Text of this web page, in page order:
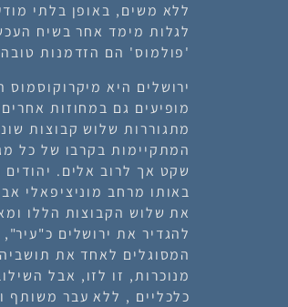
ללא משים, באופן בלתי
לגלות מימד אחר בשיח
'פולמוס' הם הזדמנות
ירושלים היא
מופיעים גם במחוזות
מתגוררות שלוש קבוצות
המתקיימות בקרבו של כל
שקט אך לרוב אלים. יהודים
באותו מרחב מוניציפאלי
את שלוש הקבוצות הללו
להגדיר את ירושלים
המסוגלים לאחד את
מנוכרות, זו לזו, אבל
כלכליים , ללא עבר משותף